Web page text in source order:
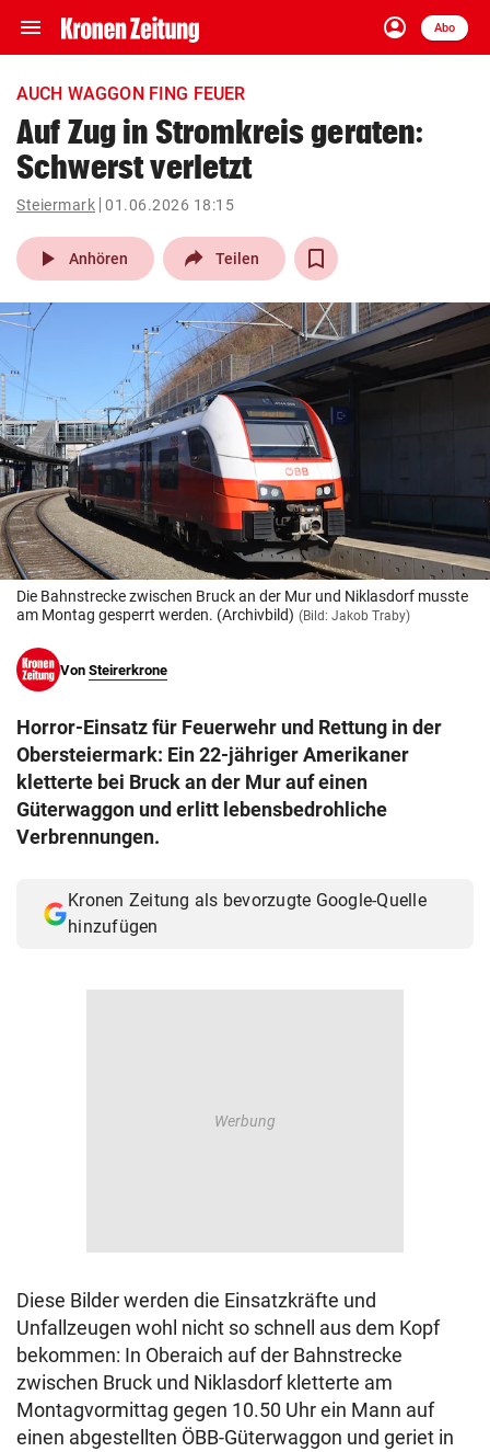
menu Navigation
ein-/ausklappen
account_circle
Anmelden
Abo
close Schließen
account_circle Anmelden
pin_drop
Wien arrow_right
bookmark
Suchbegriff
eingeben
© Krone Multimedia GmbH & Co KG 2026
Muthgasse 2, 1190 Wien
AUCH WAGGON FING FEUER
Auf Zug in Stromkreis geraten:
Schwerst verletzt
Steiermark 01.06.2026 18:15
play_arrow Anhören Teilen
Die Bahnstrecke zwischen Bruck an der Mur und Niklasdorf musste
am Montag gesperrt werden. (Archivbild) (Bild: Jakob Traby)
Von Steirerkrone
Horror-Einsatz für Feuerwehr und Rettung in der
Obersteiermark: Ein 22-jähriger Amerikaner
kletterte bei Bruck an der Mur auf einen
Güterwaggon und erlitt lebensbedrohliche
Verbrennungen.
Kronen Zeitung als bevorzugte Google-Quelle
hinzufügen
Diese Bilder werden die Einsatzkräfte und
Unfallzeugen wohl nicht so schnell aus dem Kopf
bekommen: In Oberaich auf der Bahnstrecke
zwischen Bruck und Niklasdorf kletterte am
Montagvormittag gegen 10.50 Uhr ein Mann auf
einen abgestellten ÖBB-Güterwaggon und geriet in